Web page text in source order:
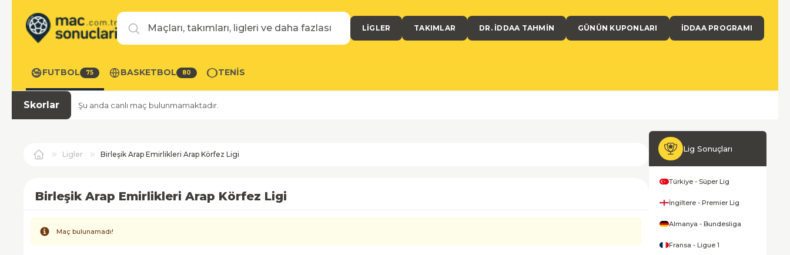
Maç, takım veya lig ara
LIGLER TAKIMLAR DR. İDDAA TAHMIN GÜNÜN KUPONLARI İDDAA PROGRAMI
FUTBOL 75 BASKETBOL 80 TENIS
Skorlar Şu anda canlı maç bulunmamaktadır.
Ligler Birleşik Arap Emirlikleri Arap Körfez Ligi
Birleşik Arap Emirlikleri Arap Körfez Ligi
Info Maç bulunamadı!
Lig Sonuçları
Türkiye - Süper Lig
İngiltere - Premier Lig
Almanya - Bundesliga
Fransa - Ligue 1